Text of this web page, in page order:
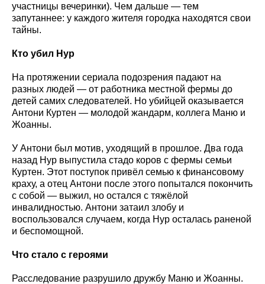
участницы вечеринки). Чем дальше — тем
запутаннее: у каждого жителя городка находятся свои
тайны.
Кто убил Нур
На протяжении сериала подозрения падают на
разных людей — от работника местной фермы до
детей самих следователей. Но убийцей оказывается
Антони Куртен — молодой жандарм, коллега Маню и
Жоанны.
У Антони был мотив, уходящий в прошлое. Два года
назад Нур выпустила стадо коров с фермы семьи
Куртен. Этот поступок привёл семью к финансовому
краху, а отец Антони после этого попытался покончить
с собой — выжил, но остался с тяжёлой
инвалидностью. Антони затаил злобу и
воспользовался случаем, когда Нур осталась раненой
и беспомощной.
Что стало с героями
Расследование разрушило дружбу Маню и Жоанны.